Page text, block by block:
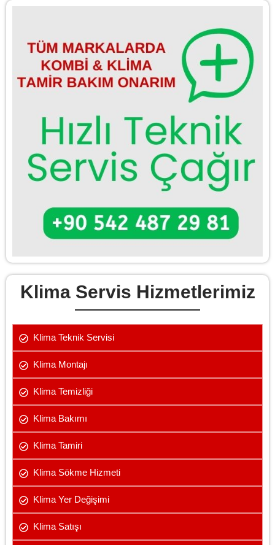
Klima Servis Hizmetlerimiz
Klima Teknik Servisi
Klima Montajı
Klima Temizliği
Klima Bakımı
Klima Tamiri
Klima Sökme Hizmeti
Klima Yer Değişimi
Klima Satışı